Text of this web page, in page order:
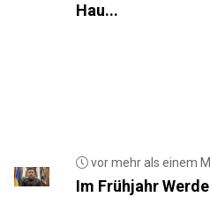
Hau...
vor mehr als einem
Im Frühjahr